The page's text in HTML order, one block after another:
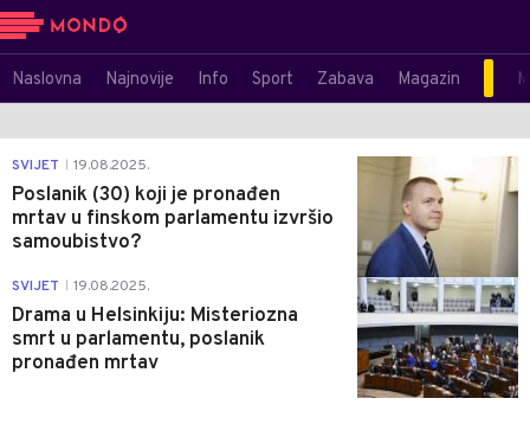
Naslovna Najnovije Info Sport Zabava Magazin
SVIJET 19.08.2025.
Poslanik (30) koji je pronađen
mrtav u finskom parlamentu izvršio
samoubistvo?
1
SVIJET 19.08.2025.
Drama u Helsinkiju: Misteriozna
smrt u parlamentu, poslanik
pronađen mrtav
1